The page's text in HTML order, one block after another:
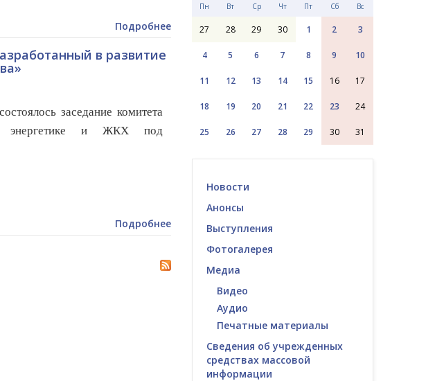
Подробнее
в развитие
заседание комитета
энергетике и ЖКХ под
Подробнее
Пн Вт Ср Чт Пт Сб Вс
27 28 29 30 1 2 3
4 5 6 7 8 9 10
11 12 13 14 15 16 17
18 19 20 21 22 23 24
25 26 27 28 29 30 31
Новости
Анонсы
Выступления
Фотогалерея
Медиа
Видео
Аудио
Печатные материалы
Сведения об учрежденных
средствах массовой
информации